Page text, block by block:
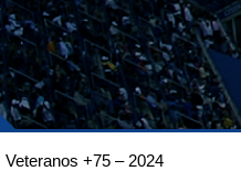
Veteranos +75 – 2024